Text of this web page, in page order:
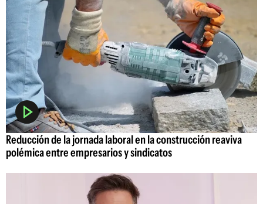
Reducción de la jornada laboral en la construcción reaviva
polémica entre empresarios y sindicatos